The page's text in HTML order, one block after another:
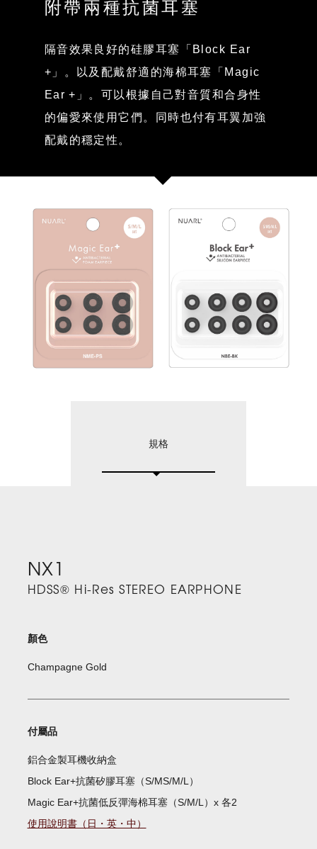
附帶兩種抗菌耳塞
隔音效果良好的硅膠耳塞「Block Ear
+」。以及配戴舒適的海棉耳塞「Magic
Ear +」。可以根據自己對音質和合身性
的偏愛來使用它們。同時也付有耳翼加強
配戴的穩定性。
規格
NX1
HDSS® Hi-Res STEREO EARPHONE
顏色
Champagne Gold
付屬品
鋁合金製耳機收納盒
Block Ear+抗菌矽膠耳塞（S/MS/M/L）
Magic Ear+抗菌低反彈海棉耳塞（S/M/L）x 各2
使用說明書（日・英・中）